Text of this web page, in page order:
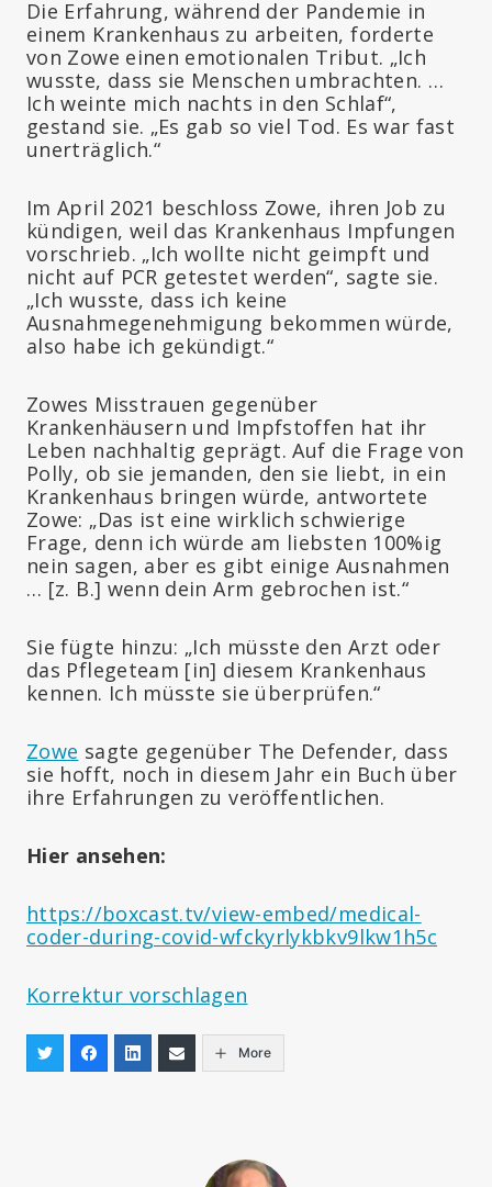
Die Erfahrung, während der Pandemie in
einem Krankenhaus zu arbeiten, forderte
von Zowe einen emotionalen Tribut. „Ich
wusste, dass sie Menschen umbrachten. …
Ich weinte mich nachts in den Schlaf“,
gestand sie. „Es gab so viel Tod. Es war fast
unerträglich.“
Im April 2021 beschloss Zowe, ihren Job zu
kündigen, weil das Krankenhaus Impfungen
vorschrieb. „Ich wollte nicht geimpft und
nicht auf PCR getestet werden“, sagte sie.
„Ich wusste, dass ich keine
Ausnahmegenehmigung bekommen würde,
also habe ich gekündigt.“
Zowes Misstrauen gegenüber
Krankenhäusern und Impfstoffen hat ihr
Leben nachhaltig geprägt. Auf die Frage von
Polly, ob sie jemanden, den sie liebt, in ein
Krankenhaus bringen würde, antwortete
Zowe: „Das ist eine wirklich schwierige
Frage, denn ich würde am liebsten 100%ig
nein sagen, aber es gibt einige Ausnahmen
… [z. B.] wenn dein Arm gebrochen ist.“
Sie fügte hinzu: „Ich müsste den Arzt oder
das Pflegeteam [in] diesem Krankenhaus
kennen. Ich müsste sie überprüfen.“
Zowe sagte gegenüber The Defender, dass
sie hofft, noch in diesem Jahr ein Buch über
ihre Erfahrungen zu veröffentlichen.
Hier ansehen:
https://boxcast.tv/view-embed/medical-
coder-during-covid-wfckyrlykbkv9lkw1h5c
Korrektur vorschlagen
More